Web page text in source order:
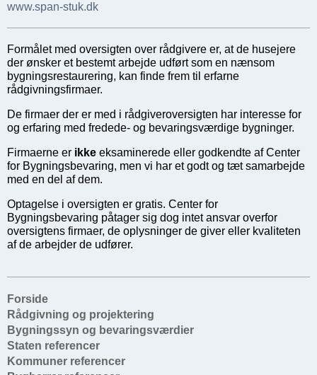
www.span-stuk.dk
Formålet med oversigten over rådgivere er, at de husejere
der ønsker et bestemt arbejde udført som en nænsom
bygningsrestaurering, kan finde frem til erfarne
rådgivningsfirmaer.
De firmaer der er med i rådgiveroversigten har interesse for
og erfaring med fredede- og bevaringsværdige bygninger.
Firmaerne er ikke eksaminerede eller godkendte af Center
for Bygningsbevaring, men vi har et godt og tæt samarbejde
med en del af dem.
Optagelse i oversigten er gratis. Center for
Bygningsbevaring påtager sig dog intet ansvar overfor
oversigtens firmaer, de oplysninger de giver eller kvaliteten
af de arbejder de udfører.
Forside
Rådgivning og projektering
Bygningssyn og bevaringsværdier
Staten referencer
Kommuner referencer